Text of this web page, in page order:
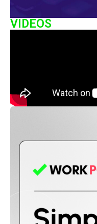
VIDEOS